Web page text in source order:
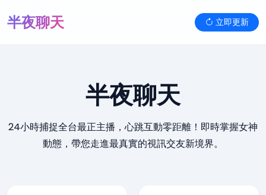
半夜聊天 立即更新
半夜聊天
24小時捕捉全台最正主播，心跳互動零距離！即時掌握女神
動態，帶您走進最真實的視訊交友新境界。